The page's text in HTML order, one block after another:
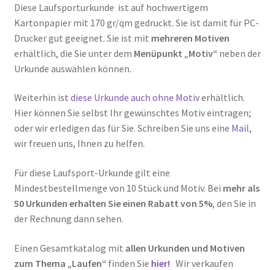
Diese Laufsporturkunde ist auf hochwertigem
Kartonpapier mit 170 gr/qm gedruckt. Sie ist damit für PC-
Drucker gut geeignet. Sie ist mit mehreren Motiven
erhältlich, die Sie unter dem Menüpunkt „Motiv“ neben der
Urkunde auswählen können.
Weiterhin ist diese Urkunde auch ohne Motiverhältlich.
Hier können Sie selbst Ihr gewünschtes Motiv eintragen;
oder wir erledigen das für Sie. Schreiben Sie uns eine Mail,
wir freuen uns, Ihnen zu helfen.
Für diese Laufsport-Urkunde gilt eine
Mindestbestellmenge von 10 Stück und Motiv. Bei mehr als
50 Urkunden erhalten Sie einen Rabatt von 5%, den Sie in
der Rechnung dann sehen.
Einen Gesamtkatalog mit allen Urkunden und Motiven
zum Thema „Laufen“ finden Sie hier! Wir verkaufen